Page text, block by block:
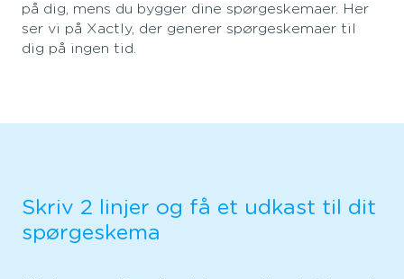
på dig, mens du bygger dine spørgeskemaer. Her
ser vi på Xactly, der generer spørgeskemaer til
dig på ingen tid.
Skriv 2 linjer og få et udkast til dit
spørgeskema